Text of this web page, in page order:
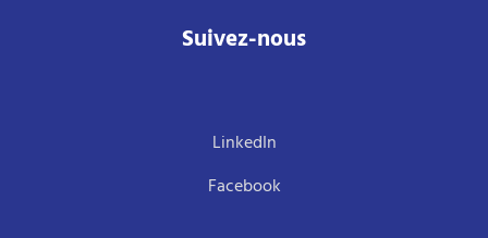
Suivez-nous
LinkedIn
Facebook